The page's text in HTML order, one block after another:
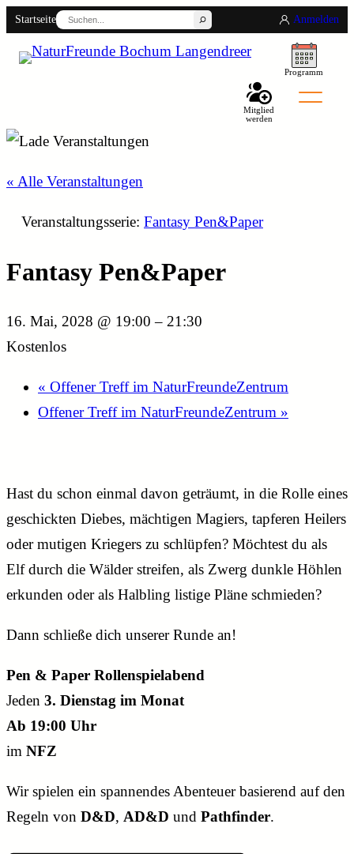
Startseite
Suchen
Anmelden
Programm
Mitglied
werden
« Alle Veranstaltungen
Veranstaltungsserie: Fantasy Pen&Paper
Fantasy Pen&Paper
16. Mai, 2028 @ 19:00 – 21:30
Kostenlos
« Offener Treff im NaturFreundeZentrum
Offener Treff im NaturFreundeZentrum »
Hast du schon einmal davon geträumt, in die Rolle eines
geschickten Diebes, mächtigen Magiers, tapferen Heilers
oder mutigen Kriegers zu schlüpfen? Möchtest du als
Elf durch die Wälder streifen, als Zwerg dunkle Höhlen
erkunden oder als Halbling listige Pläne schmieden?
Dann schließe dich unserer Runde an!
Pen & Paper Rollenspielabend
Jeden 3. Dienstag im Monat
Ab 19:00 Uhr
im NFZ
Wir spielen ein spannendes Abenteuer basierend auf den
Regeln von D&D, AD&D und Pathfinder.